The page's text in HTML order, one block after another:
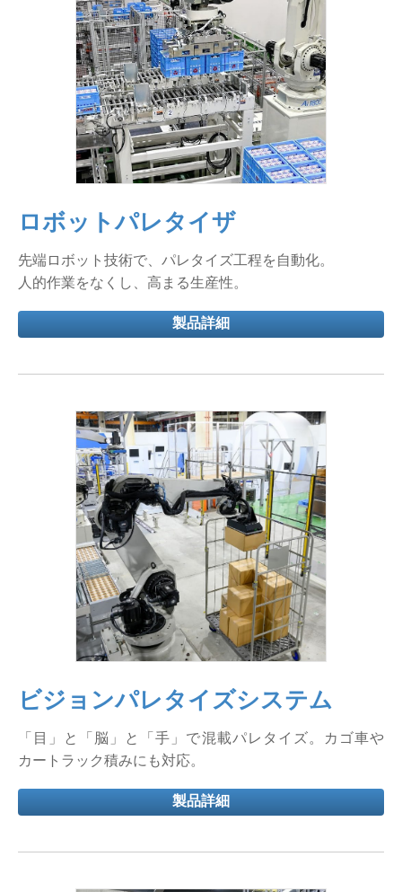
ロボットパレタイザ
先端ロボット技術で、パレタイズ工程を自動化。
人的作業をなくし、高まる生産性。
製品詳細
ビジョンパレタイズシステム
「目」と「脳」と「手」で混載パレタイズ。カゴ車や
カートラック積みにも対応。
製品詳細